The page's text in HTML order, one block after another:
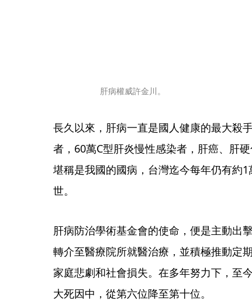
肝病權威許金川。
長久以來，肝病一直是國人健康的最大殺
者，60萬C型肝炎慢性感染者，肝癌、肝
堪稱是我國的國病，台灣迄今每年仍有約
世。
肝病防治學術基金會的使命，便是主動出
轉介至醫療院所就醫治療，並積極推動定
家庭悲劇和社會損失。在多年努力下，至
大死因中，從第六位降至第十位。